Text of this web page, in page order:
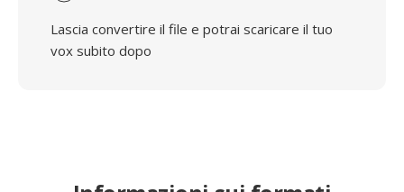
Lascia convertire il file e potrai scaricare il tuo
vox subito dopo